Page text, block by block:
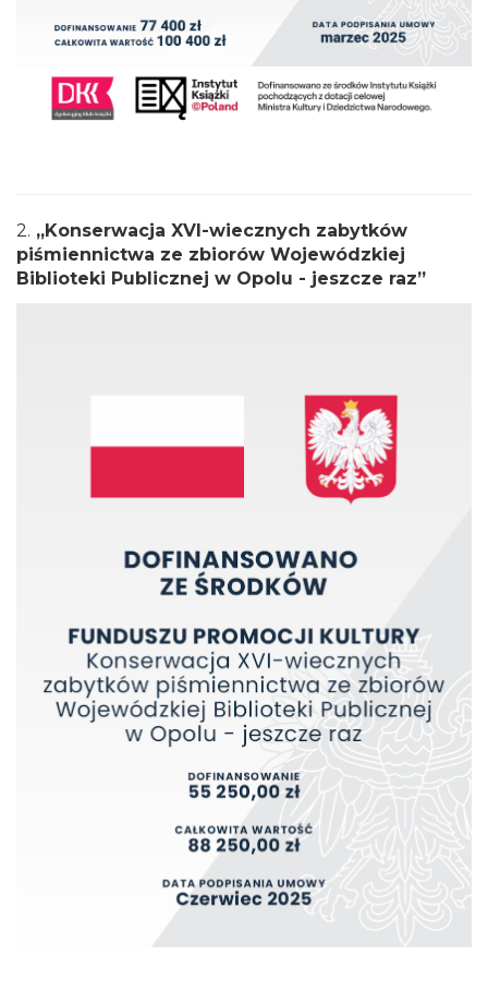
2. „Konserwacja XVI-wiecznych zabytków
piśmiennictwa ze zbiorów Wojewódzkiej
Biblioteki Publicznej w Opolu - jeszcze raz”